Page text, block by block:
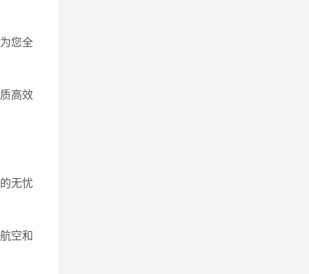
您全
高效
无忧
空和